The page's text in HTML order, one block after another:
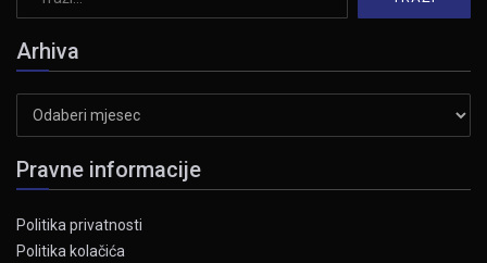
Arhiva
Pravne informacije
Politika privatnosti
Politika kolačića